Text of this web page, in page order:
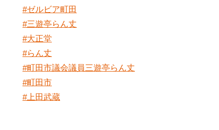
#ゼルビア町田
#三遊亭らん丈
#大正堂
#らん丈
#町田市議会議員三遊亭らん丈
#町田市
#上田武蔵